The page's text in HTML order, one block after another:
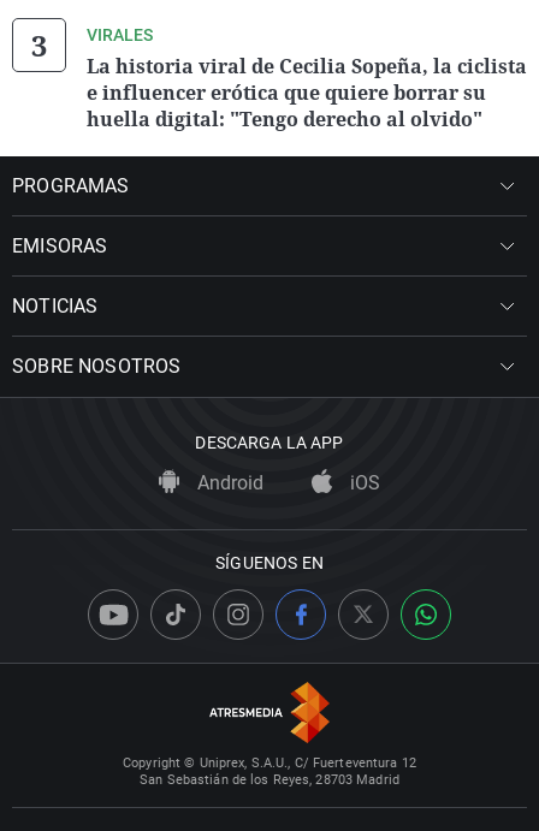
VIRALES
La historia viral de Cecilia Sopeña, la ciclista
e influencer erótica que quiere borrar su
huella digital: "Tengo derecho al olvido"
PROGRAMAS
EMISORAS
NOTICIAS
SOBRE NOSOTROS
DESCARGA LA APP
Android iOS
SÍGUENOS EN
Copyright © Uniprex, S.A.U., C/ Fuerteventura 12
San Sebastián de los Reyes, 28703 Madrid